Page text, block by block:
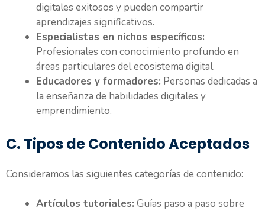
digitales exitosos y pueden compartir
aprendizajes significativos.
Especialistas en nichos específicos:
Profesionales con conocimiento profundo en
áreas particulares del ecosistema digital.
Educadores y formadores: Personas dedicadas a
la enseñanza de habilidades digitales y
emprendimiento.
C. Tipos de Contenido Aceptados
Consideramos las siguientes categorías de contenido:
Artículos tutoriales: Guías paso a paso sobre